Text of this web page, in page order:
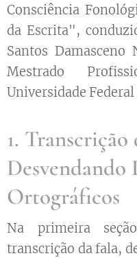
Consciência
da Escrita",
Santos
Mestrado
Universidade Federal
1. Transcrição
Desvendando
Ortográficos
Na primeira
transcrição da fala,